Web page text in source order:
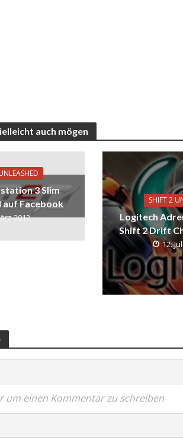
auch mögen
3 Slim
auf Facebook
2012
SHIFT 2
Logitech
Shift 2 Drift
12.
um einen Kommentar zu schreiben